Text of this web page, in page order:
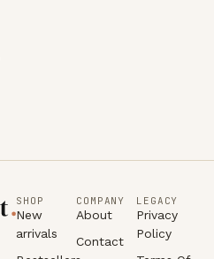
SHOP
New
arrivals
COMPANY
About
Contact
LEGACY
Privacy
Policy